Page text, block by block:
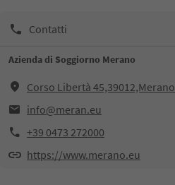
Contatti
Azienda di Soggiorno Merano
Corso Libertà 45,39012,Merano
info@meran.eu
+39 0473 272000
https://www.merano.eu